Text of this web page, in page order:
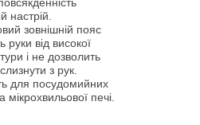
настрій.
зовнішній пояс
руки від високої
і не дозволить
з рук.
для посудомийних
печі.